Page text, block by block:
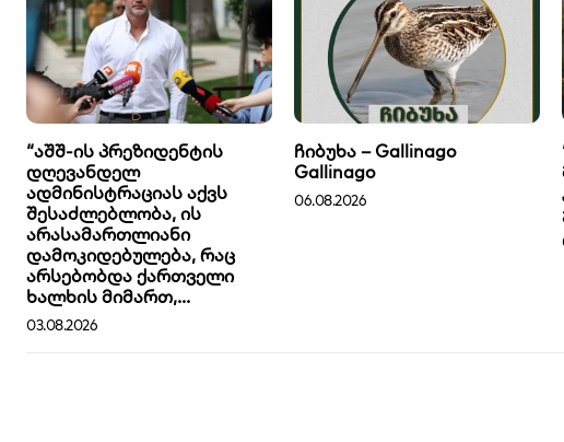
“აშშ-ის პრეზიდენტის
დღევანდელ
ადმინისტრაციას აქვს
შესაძლებლობა, ის
არასამართლიანი
დამოკიდებულება, რაც
არსებობდა ქართველი
ხალხის მიმართ,...
03.08.2026
ჩიბუხა – Gallinago
Gallinago
06.08.2026